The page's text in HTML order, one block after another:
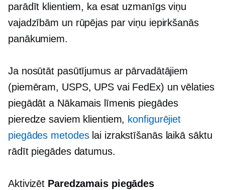
parādīt klientiem, ka esat uzmanīgs viņu
vajadzībām un rūpējas par viņu iepirkšanās
panākumiem.
Ja nosūtāt pasūtījumus ar pārvadātājiem
(piemēram, USPS, UPS vai FedEx) un vēlaties
piegādāt a Nākamais līmenis piegādes
pieredze saviem klientiem, konfigurējiet
piegādes metodeslai izrakstīšanās laikā sāktu
rādīt piegādes datumus.
Aktivizēt Paredzamais piegādes